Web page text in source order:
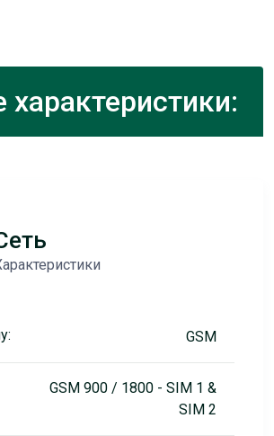
GSM
GSM 900 / 1800 - SIM 1 &
SIM 2